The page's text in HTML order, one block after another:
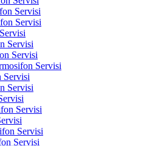
Servisi
Servisi
Servisi
Servisi
Servisi
Servisi
Servisi
Servisi
Servisi
Servisi